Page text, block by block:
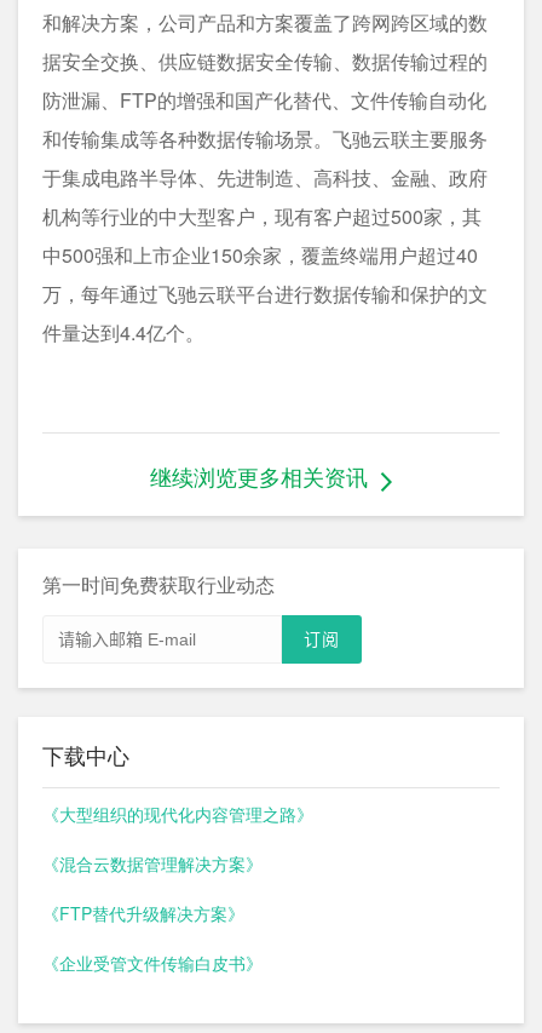
和解决方案，公司产品和方案覆盖了跨网跨区域的数
据安全交换、供应链数据安全传输、数据传输过程的
防泄漏、FTP的增强和国产化替代、文件传输自动化
和传输集成等各种数据传输场景。飞驰云联主要服务
于集成电路半导体、先进制造、高科技、金融、政府
机构等行业的中大型客户，现有客户超过500家，其
中500强和上市企业150余家，覆盖终端用户超过40
万，每年通过飞驰云联平台进行数据传输和保护的文
件量达到4.4亿个。
继续浏览更多相关资讯
第一时间免费获取行业动态
下载中心
《大型组织的现代化内容管理之路》
《混合云数据管理解决方案》
《FTP替代升级解决方案》
《企业受管文件传输白皮书》